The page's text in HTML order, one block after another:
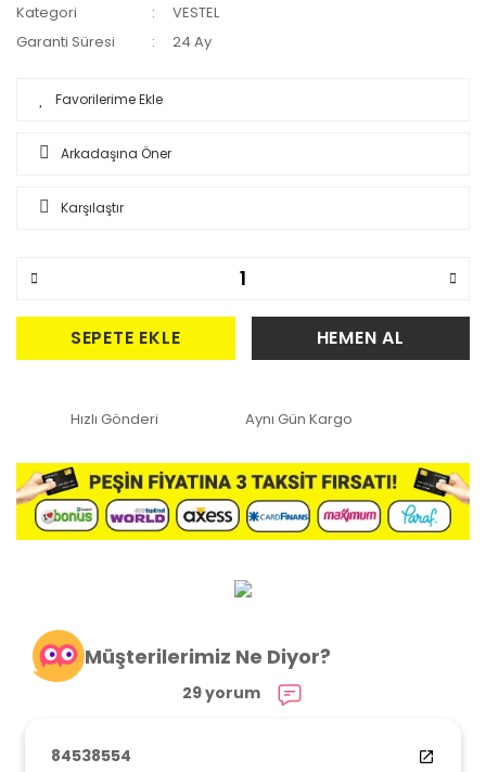
Kategori
VESTEL
Garanti Süresi
24 Ay
Arkadaşına Öner
Karşılaştır
SEPETE EKLE HEMEN AL
Hızlı Gönderi Aynı Gün Kargo
Müşterilerimiz Ne Diyor?
29 yorum
84538554